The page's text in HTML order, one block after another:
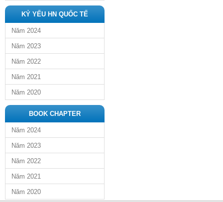
KỶ YẾU HN QUỐC TẾ
Năm 2024
Năm 2023
Năm 2022
Năm 2021
Năm 2020
BOOK CHAPTER
Năm 2024
Năm 2023
Năm 2022
Năm 2021
Năm 2020